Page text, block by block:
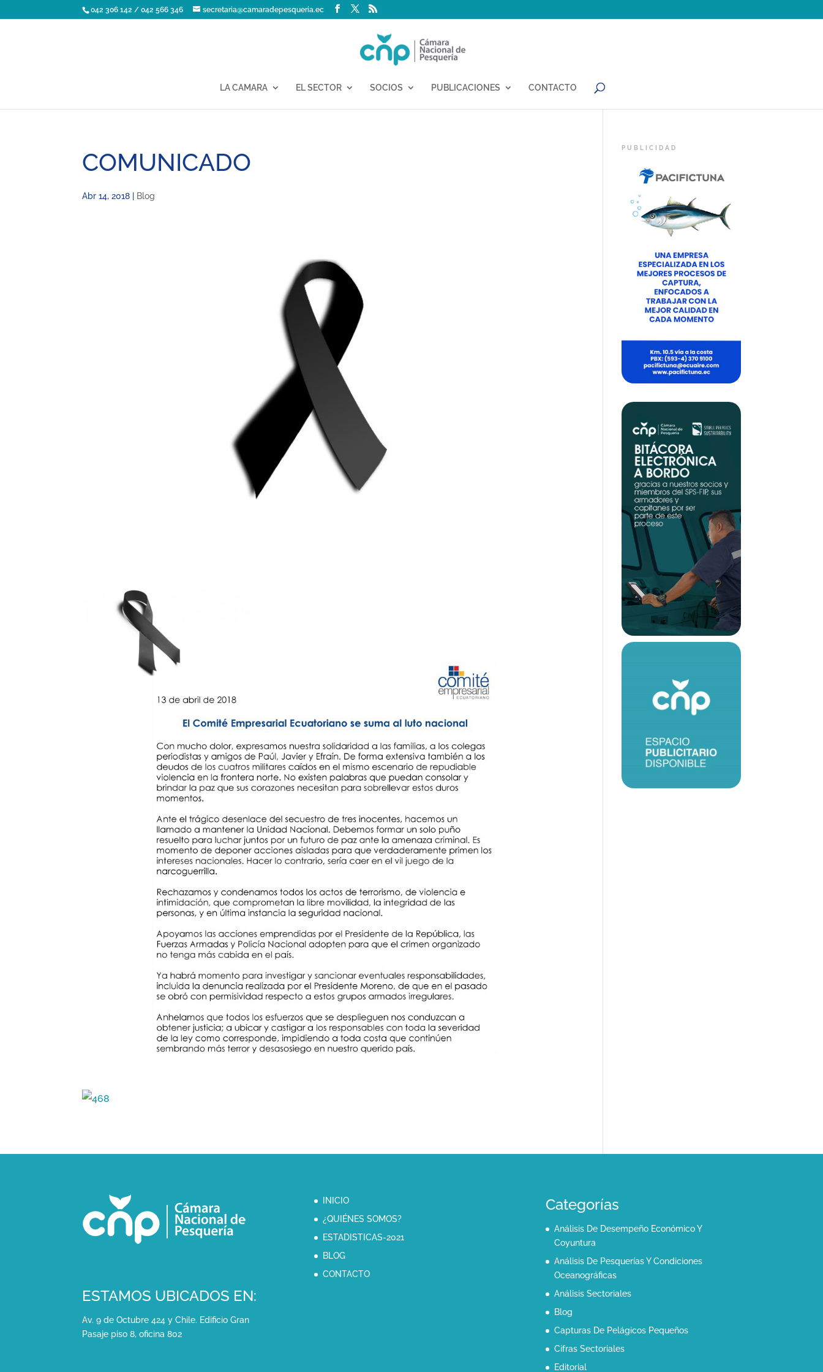
042 306 142 / 042 566 346 secretaria@camaradepesqueria.ec
LA CAMARA EL SECTOR SOCIOS PUBLICACIONES CONTACTO
COMUNICADO
Abr 14, 2018 Blog
ESTAMOS UBICADOS EN:
Av. 9 de Octubre 424 y Chile. Edificio Gran
Pasaje piso 8, oficina 802
INICIO
¿QUIÉNES SOMOS?
ESTADISTICAS-2021
BLOG
CONTACTO
Categorías
Análisis De Desempeño Económico Y
Coyuntura
Análisis De Pesquerías Y Condiciones
Oceanográficas
Análisis Sectoriales
Blog
Capturas De Pelágicos Pequeños
Cifras Sectoriales
Editorial